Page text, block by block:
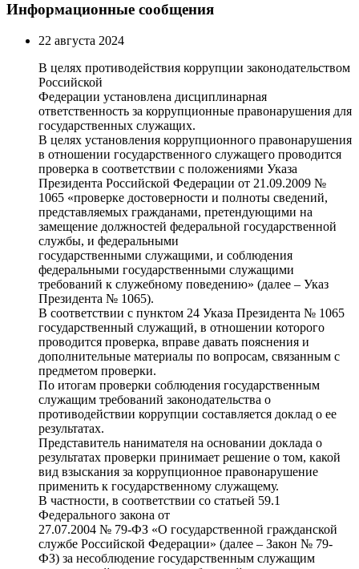
Информационные сообщения
22 августа 2024
В целях противодействия коррупции законодательством
Российской
Федерации установлена дисциплинарная
ответственность за коррупционные правонарушения для
государственных служащих.
В целях установления коррупционного правонарушения
в отношении государственного служащего проводится
проверка в соответствии с положениями Указа
Президента Российской Федерации от 21.09.2009 №
1065 «проверке достоверности и полноты сведений,
представляемых гражданами, претендующими на
замещение должностей федеральной государственной
службы, и федеральными
государственными служащими, и соблюдения
федеральными государственными служащими
требований к служебному поведению» (далее – Указ
Президента № 1065).
В соответствии с пунктом 24 Указа Президента № 1065
государственный служащий, в отношении которого
проводится проверка, вправе давать пояснения и
дополнительные материалы по вопросам, связанным с
предметом проверки.
По итогам проверки соблюдения государственным
служащим требований законодательства о
противодействии коррупции составляется доклад о ее
результатах.
Представитель нанимателя на основании доклада о
результатах проверки принимает решение о том, какой
вид взыскания за коррупционное правонарушение
применить к государственному служащему.
В частности, в соответствии со статьей 59.1
Федерального закона от
27.07.2004 № 79-ФЗ «О государственной гражданской
службе Российской Федерации» (далее – Закон № 79-
ФЗ) за несоблюдение государственным служащим